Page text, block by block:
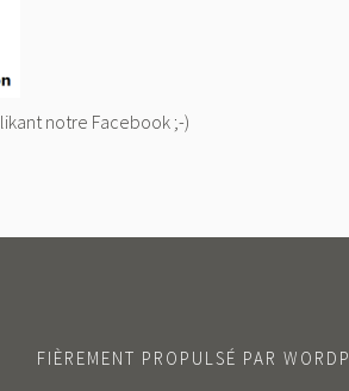
notre Facebook ;-)
FIÈREMENT PROPULSÉ PAR